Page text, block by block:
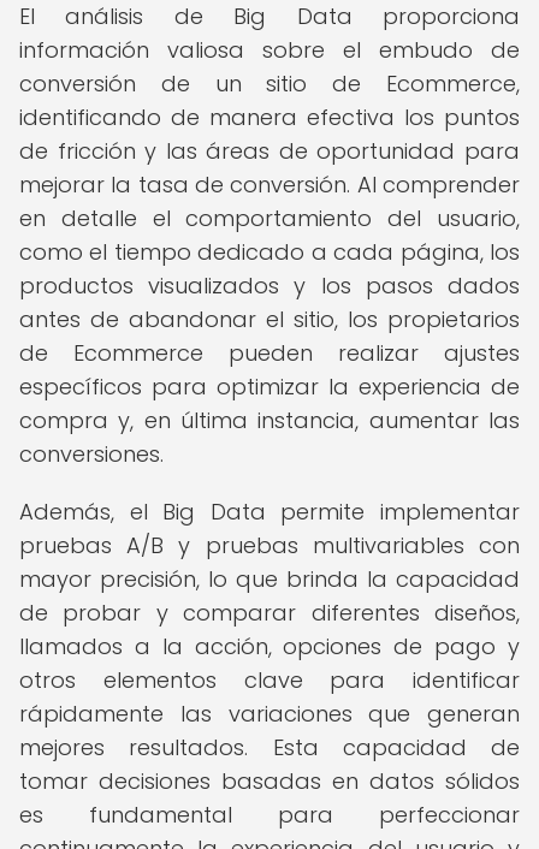
El análisis de Big Data proporciona
información valiosa sobre el embudo de
conversión de un sitio de Ecommerce,
identificando de manera efectiva los puntos
de fricción y las áreas de oportunidad para
mejorar la tasa de conversión. Al comprender
en detalle el comportamiento del usuario,
como el tiempo dedicado a cada página, los
productos visualizados y los pasos dados
antes de abandonar el sitio, los propietarios
de Ecommerce pueden realizar ajustes
específicos para optimizar la experiencia de
compra y, en última instancia, aumentar las
conversiones.
Además, el Big Data permite implementar
pruebas A/B y pruebas multivariables con
mayor precisión, lo que brinda la capacidad
de probar y comparar diferentes diseños,
llamados a la acción, opciones de pago y
otros elementos clave para identificar
rápidamente las variaciones que generan
mejores resultados. Esta capacidad de
tomar decisiones basadas en datos sólidos
es fundamental para perfeccionar